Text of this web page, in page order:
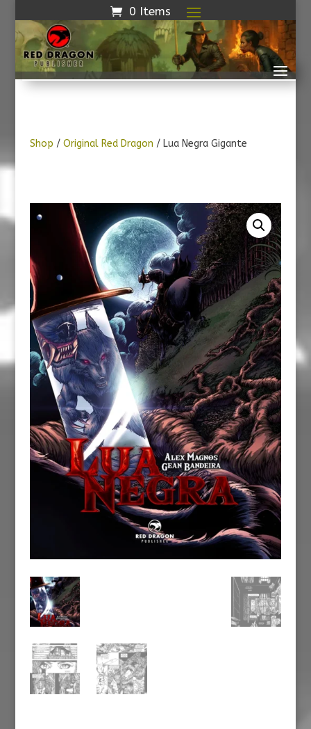
0 Items
Shop / Original Red Dragon / Lua Negra Gigante